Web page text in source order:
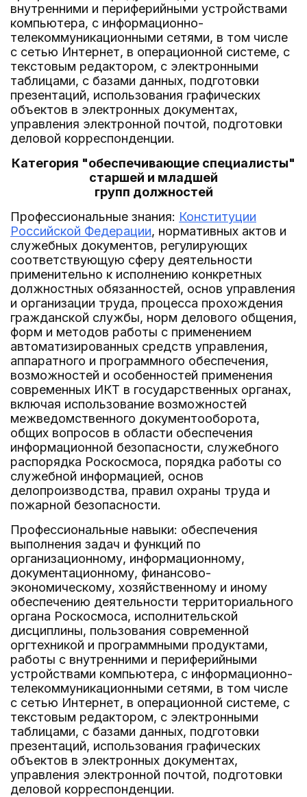
внутренними и периферийными устройствами
компьютера, с информационно-
телекоммуникационными сетями, в том числе
с сетью Интернет, в операционной системе, с
текстовым редактором, с электронными
таблицами, с базами данных, подготовки
презентаций, использования графических
объектов в электронных документах,
управления электронной почтой, подготовки
деловой корреспонденции.
Категория "обеспечивающие специалисты"
старшей и младшей
групп должностей
Профессиональные знания: Конституции
Российской Федерации, нормативных актов и
служебных документов, регулирующих
соответствующую сферу деятельности
применительно к исполнению конкретных
должностных обязанностей, основ управления
и организации труда, процесса прохождения
гражданской службы, норм делового общения,
форм и методов работы с применением
автоматизированных средств управления,
аппаратного и программного обеспечения,
возможностей и особенностей применения
современных ИКТ в государственных органах,
включая использование возможностей
межведомственного документооборота,
общих вопросов в области обеспечения
информационной безопасности, служебного
распорядка Роскосмоса, порядка работы со
служебной информацией, основ
делопроизводства, правил охраны труда и
пожарной безопасности.
Профессиональные навыки: обеспечения
выполнения задач и функций по
организационному, информационному,
документационному, финансово-
экономическому, хозяйственному и иному
обеспечению деятельности территориального
органа Роскосмоса, исполнительской
дисциплины, пользования современной
оргтехникой и программными продуктами,
работы с внутренними и периферийными
устройствами компьютера, с информационно-
телекоммуникационными сетями, в том числе
с сетью Интернет, в операционной системе, с
текстовым редактором, с электронными
таблицами, с базами данных, подготовки
презентаций, использования графических
объектов в электронных документах,
управления электронной почтой, подготовки
деловой корреспонденции.